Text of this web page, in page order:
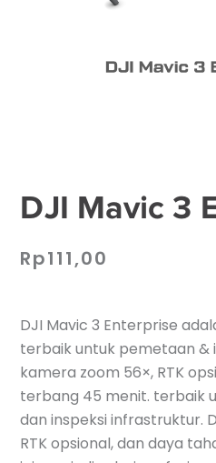
DJI Mavic 3
Rp111,00
DJI Mavic 3 Enterprise
terbaik untuk pemetaan &
kamera zoom 56×, RTK
terbang 45 menit. terbaik
dan inspeksi infrastruktur.
RTK opsional, dan daya